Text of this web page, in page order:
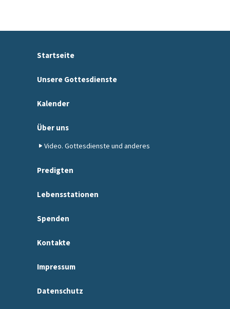
Startseite
Unsere Gottesdienste
Kalender
Über uns
Video. Gottesdienste und anderes
Predigten
Lebensstationen
Spenden
Kontakte
Impressum
Datenschutz